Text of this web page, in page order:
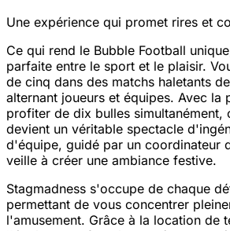
Une expérience qui promet rires et
Ce qui rend le Bubble Football
parfaite entre le sport et le plaisir.
de cinq dans des matchs haletants
alternant joueurs et équipes. Avec la
profiter de dix bulles simultanément,
devient un véritable spectacle
d'équipe, guidé par un coordinateur
veille à créer une ambiance festive.
Stagmadness s'occupe de chaque
permettant de vous concentrer
l'amusement. Grâce à la location de